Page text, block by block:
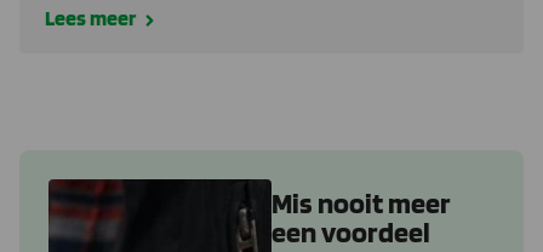
Lees meer
Mis nooit meer
een voordeel